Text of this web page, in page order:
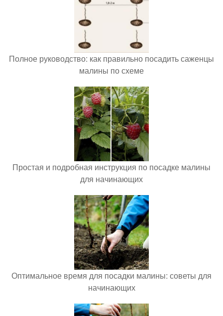
Полное руководство: как правильно посадить саженцы
малины по схеме
Простая и подробная инструкция по посадке малины
для начинающих
Оптимальное время для посадки малины: советы для
начинающих